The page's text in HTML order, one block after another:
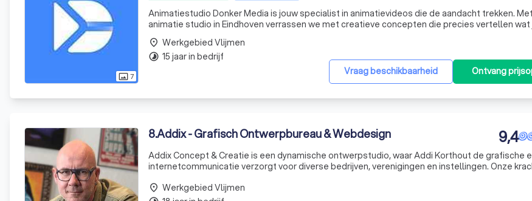
photo_size_select_actual7
Animatiestudio Donker Media is jouw specialist in animatievideos die de aandacht trekken.
animatie studio in Eindhoven verrassen we met creatieve concepten die precies vertellen wat
overbrengen. Dat doen we met een klein team van ervaren experts vanuit Eindhoven, voor
opdrachtgever
Vraag beschikbaarheid Ontvang
place Werkgebied Vlijmen
timelapse 15 jaar in bedrijf
8.Addix - Grafisch Ontwerpbureau & Webdesign 9,4
Addix Concept & Creatie is een dynamische ontwerpstudio, waar Addi Korthout de grafische
internetcommunicatie verzorgt voor diverse bedrijven, verenigingen en instellingen. Onze
concepten. El
place Werkgebied Vlijmen